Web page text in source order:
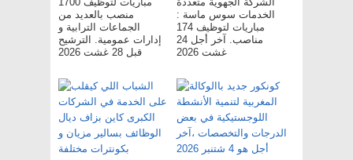
منصب بالعديد من
الجماعات الترابية و
إدارات عمومية. الترشيح
قبل 28 غشت 2026
الخدمات سوس ماسة :
مباريات لتوظيف 174
مناصب. آخر أجل 24
غشت 2026